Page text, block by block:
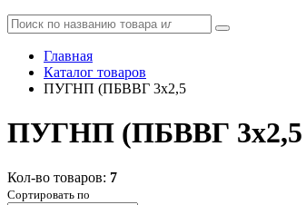
Главная
Каталог товаров
ПУГНП (ПБВВГ 3x2,5
ПУГНП (ПБВВГ 3x2,5
Кол-во товаров: 7
Сортировать по